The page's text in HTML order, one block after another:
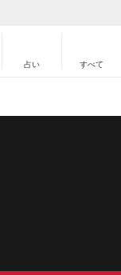
占い すべて